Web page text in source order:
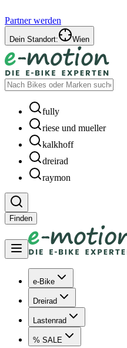
Partner werden
Dein Standort: Wien
fully
riese und mueller
kalkhoff
dreirad
raymon
Finden
e-Bike
Dreirad
Lastenrad
% SALE